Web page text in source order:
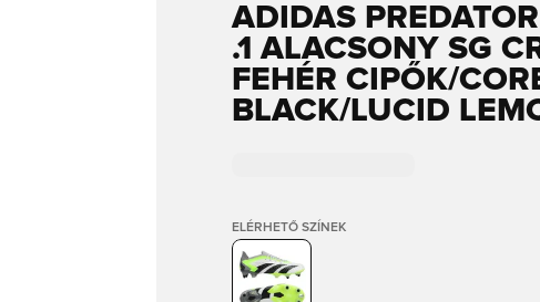
ADIDAS
.1 ALACSONY SG
FEHÉR CIPŐK/
BLACK/LUCID
ELÉRHETŐ SZÍNEK